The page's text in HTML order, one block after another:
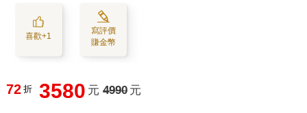
喜歡+1
寫評價
賺金幣
72 折 3580 元 4990 元